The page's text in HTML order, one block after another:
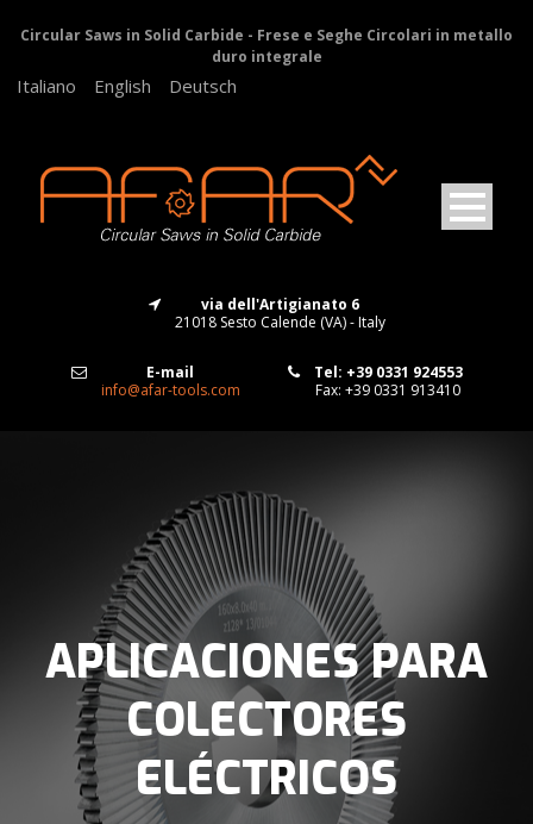
Circular Saws in Solid Carbide - Frese e Seghe Circolari in metallo
duro integrale
Italiano English Deutsch
via dell'Artigianato 6
21018 Sesto Calende (VA) - Italy
E-mail
info@afar-tools.com
Tel: +39 0331 924553
Fax: +39 0331 913410
APLICACIONES PARA
COLECTORES
ELÉCTRICOS